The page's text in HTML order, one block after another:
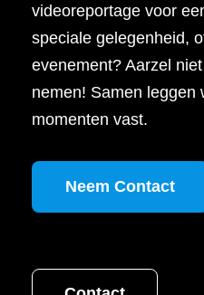
videoreportage voor
speciale gelegenheid,
evenement? Aarzel
nemen! Samen leggen
momenten vast.
Neem Contact